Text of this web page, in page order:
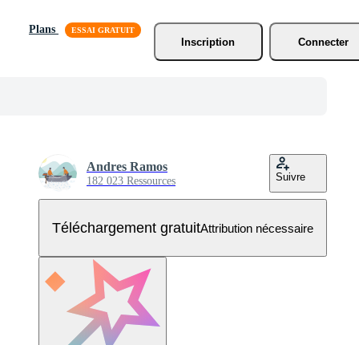
Plans
Inscription
Connecter
Andres Ramos
182 023 Ressources Suivre
Téléchargement gratuitAttribution nécessaire